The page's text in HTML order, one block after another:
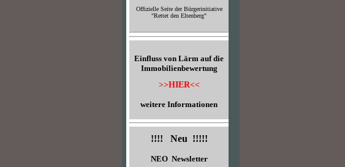
Offizielle Seite der Bürgerinitiative
"Rettet den Eltenberg"
Einfluss von Lärm auf die
Immobilienbewertung
>>HIER<<
weitere Informationen
!!!! Neu !!!!!
NEO Newsletter